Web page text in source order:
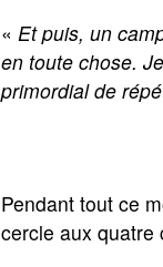
« Et puis, un
en toute chose.
primordial de
Pendant tout ce
cercle aux quatre